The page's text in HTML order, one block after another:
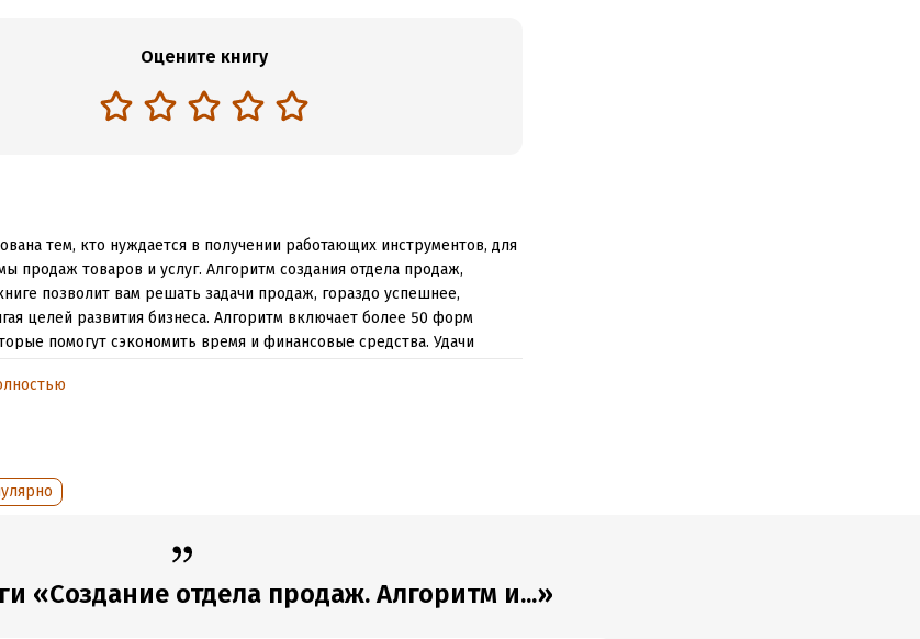
Оцените книгу
тем, кто нуждается в получении работающих инструментов, для
продаж товаров и услуг. Алгоритм создания отдела продаж,
позволит вам решать задачи продаж, гораздо успешнее,
целей развития бизнеса. Алгоритм включает более 50 форм
помогут сэкономить время и финансовые средства. Удачи
«Создание отдела продаж. Алгоритм и...»